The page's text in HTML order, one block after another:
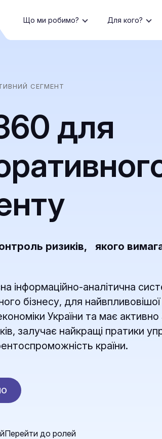
Що ми робимо? Для кого?
СЕГМЕНТ
для
ризиків, якого
інформаційно-аналітична
бізнесу, для
України та має
залучає найкращі пратики
країни.
Перейти до ролей